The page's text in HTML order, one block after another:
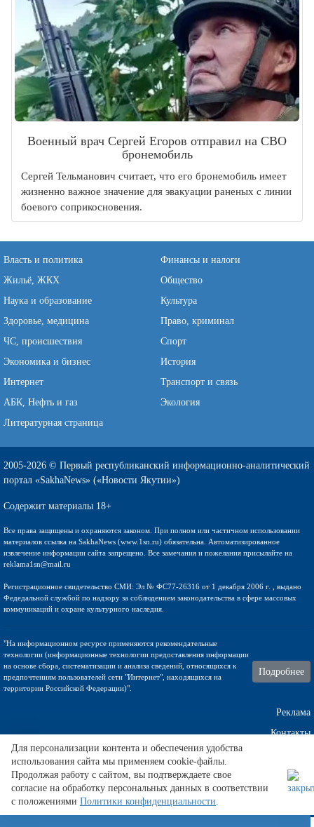
Военный врач Сергей Егоров отправил на СВО
бронемобиль
Сергей Тельманович считает, что его бронемобиль имеет
жизненно важное значение для эвакуации раненых с линии
боевого соприкосновения.
Власть и политика
Финансы и налоги
Жильё, ЖКХ
Общество
Наука и образование
Культура
Здоровье, медицина
Право, криминал
ЧС, происшествия
Спорт
Экономика и бизнес
История
Интернет
Транспорт и связь
АБК, Нефть и газ
Экология
Литературная страница
2005-2026 © Первый республиканский информационно-аналитический
портал «SakhaNews» («Новости Якутии»)
Содержит материалы 18+
Все права защищены и охраняются законом. При полном или частичном использовании
материалов ссылка на SakhaNews (www.1sn.ru) обязательна. Автоматизированное
извлечение информации сайта запрещено. Все замечания и пожелания присылайте на
reklama1sn@mail.ru
Регистрационное свидетельство СМИ: Эл № ФС77-26316 от 1 декабря 2006 г. , выдано
Федедальной службой по надзору за соблюдением законодательства в сфере массовых
коммуникаций и охране культурного наследия.
"На информационном ресурсе применяются рекомендательные
технологии (информационные технологии предоставления информации
на основе сбора, систематизации и анализа сведений, относящихся к
предпочтениям пользователей сети "Интернет", находящихся на
территории Российской Федерации)".
Подробнее
Реклама
Контакты
Техническа поддержка
Для персонализации контента и обеспечения удобства
использования сайта мы применяем cookie-файлы.
Продолжая работу с сайтом, вы подтверждаете свое
согласие на обработку персональных данных в соответствии
с положениями Политики конфиденциальности.